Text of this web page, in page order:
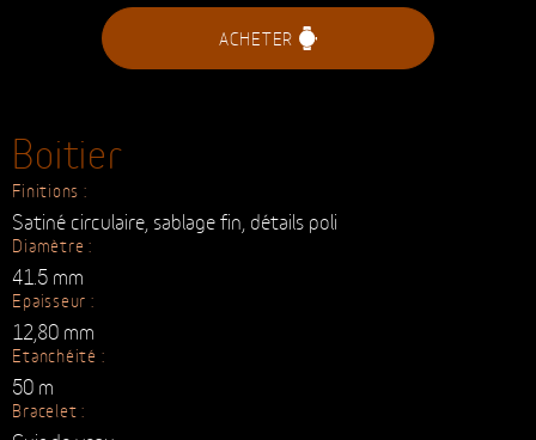
TTC
Boitier
Satiné circulaire, sablage fin, détails poli
Diamètre :
41.5 mm
12,80 mm